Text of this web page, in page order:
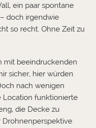
ein paar spontane
doch irgendwie
so recht. Ohne Zeit zu
mit beeindruckenden
sicher, hier würden
nach wenigen
Location funktionierte
die Decke zu
Drohnenperspektive